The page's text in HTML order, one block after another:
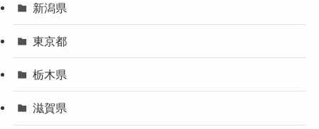
新潟県
東京都
栃木県
滋賀県